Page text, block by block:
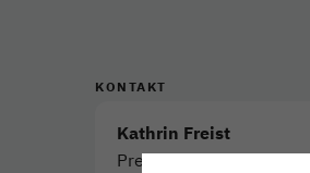
KONTAKT
Kathrin Freist
Pressesprecherin